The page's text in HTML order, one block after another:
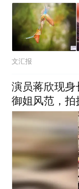
文汇报
演员蒋欣现
御姐风范，拍
点美颜